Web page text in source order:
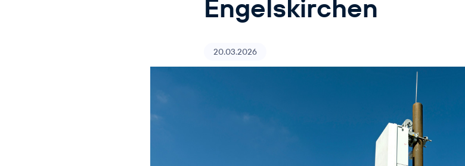
Engelskirchen
20.03.2026